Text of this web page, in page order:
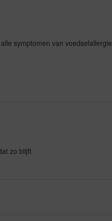
symptomen van voedselallergie
zo blijft